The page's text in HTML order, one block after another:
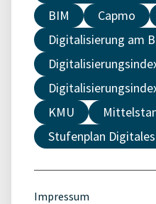
BIM
Capmo
Digitalisierung am
KMU
Stufenplan
Impressum